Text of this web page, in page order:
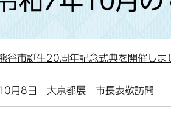
谷市誕生20周年記念式典を開催しま
月8日 大京都展 市長表敬訪問